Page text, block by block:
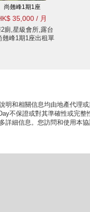
尚翹峰1期1座
35,000 / 月
廁,星級會所,露台
翹峰1期1座出租單
明和相關信息均由地產代理
不保證或對其準確性或完整
詳細信息。您訪問和使用本